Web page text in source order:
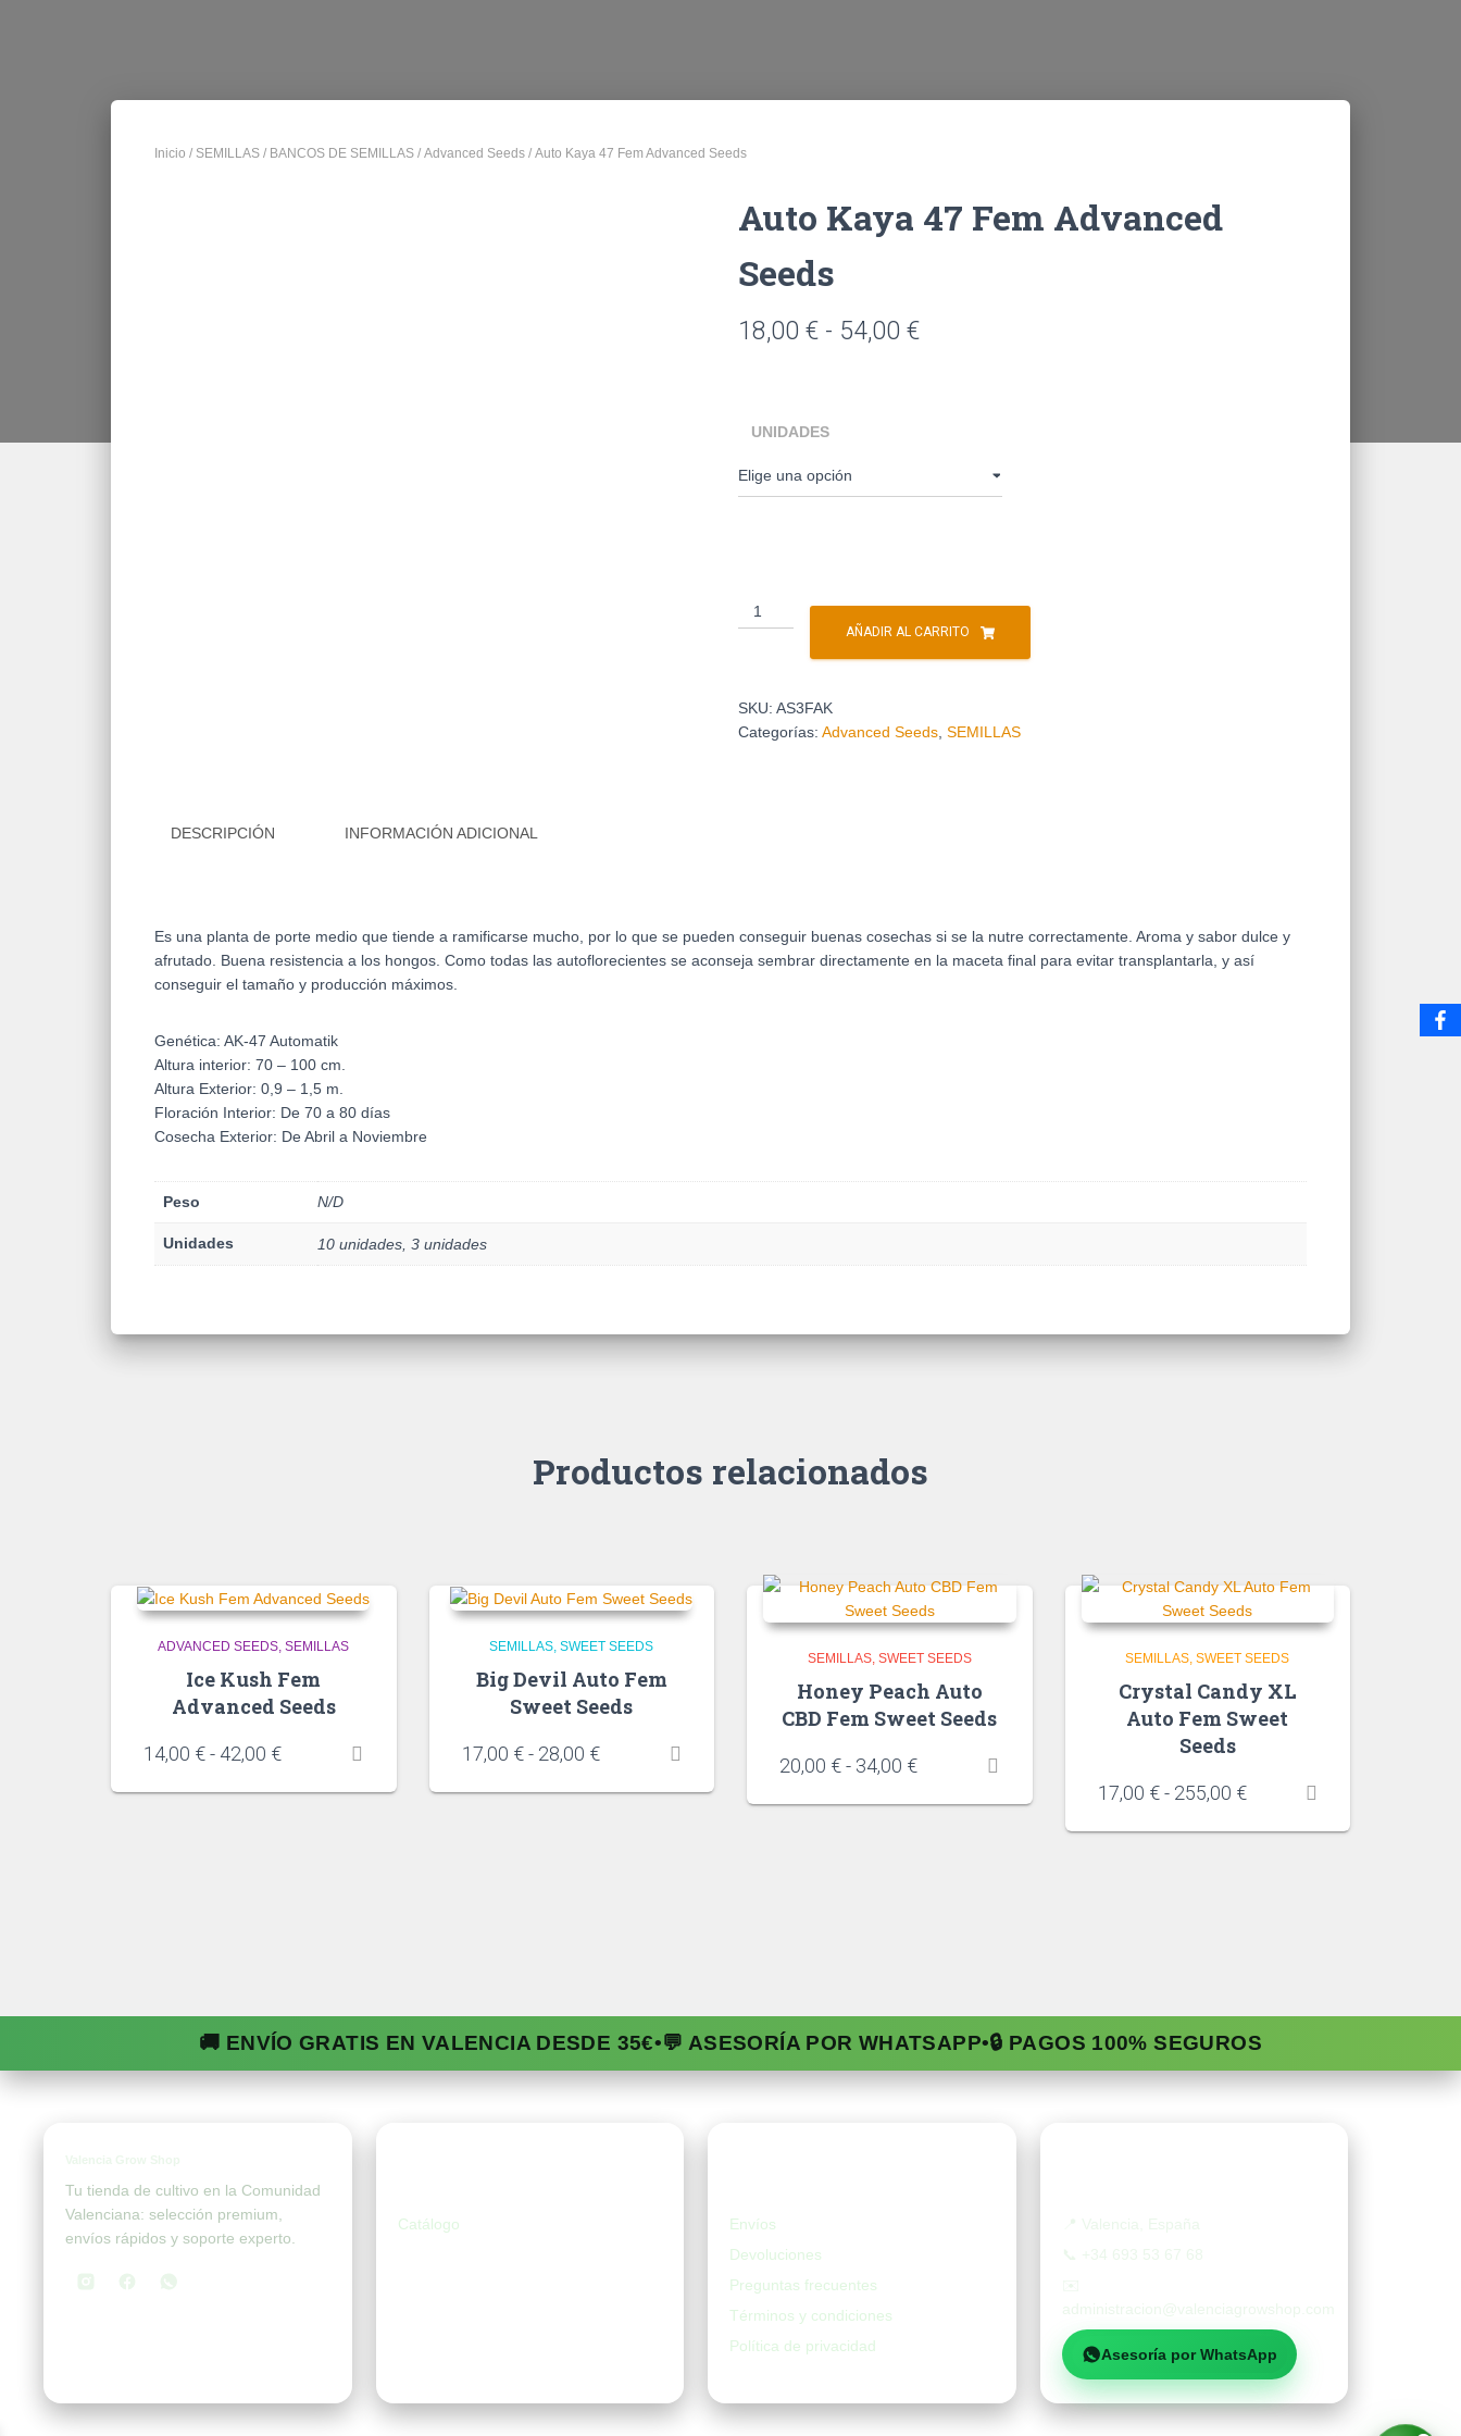
Inicio / SEMILLAS / BANCOS DE SEMILLAS / Advanced Seeds / Auto Kaya 47 Fem Advanced Seeds
Auto Kaya 47 Fem Advanced
Seeds
18,00 € - 54,00 €
UNIDADES
AÑADIR AL CARRITO
SKU: AS3FAK
Categorías: Advanced Seeds, SEMILLAS
DESCRIPCIÓN INFORMACIÓN ADICIONAL
Es una planta de porte medio que tiende a ramificarse mucho, por lo que se pueden conseguir buenas cosechas si se la nutre correctamente. Aroma y sabor dulce y
afrutado. Buena resistencia a los hongos. Como todas las autoflorecientes se aconseja sembrar directamente en la maceta final para evitar transplantarla, y así
conseguir el tamaño y producción máximos.
Genética: AK-47 Automatik
Altura interior: 70 – 100 cm.
Altura Exterior: 0,9 – 1,5 m.
Floración Interior: De 70 a 80 días
Cosecha Exterior: De Abril a Noviembre
Peso N/D
Unidades 10 unidades, 3 unidades
Productos relacionados
ADVANCED SEEDS SEMILLAS
Ice Kush Fem
Advanced Seeds
14,00 €- 42,00 €
SEMILLAS SWEET SEEDS
Big Devil Auto Fem
Sweet Seeds
17,00 € - 28,00 €
SEMILLAS SWEET SEEDS
Honey Peach Auto
CBD Fem Sweet Seeds
20,00 €- 34,00 €
SEMILLAS SWEET SEEDS
Crystal Candy XL
Auto Fem Sweet
Seeds
17,00 € - 255,00 €
🚚 ENVÍO GRATIS EN VALENCIA DESDE 35€•💬 ASESORÍA POR WHATSAPP•🔒 PAGOS 100% SEGUROS
Tu tienda de cultivo en la Comunidad
Valenciana: selección premium,
envíos rápidos y soporte experto.
Catálogo
Envíos
Devoluciones
Preguntas frecuentes
Términos y condiciones
Política de privacidad
Asesoría por WhatsApp